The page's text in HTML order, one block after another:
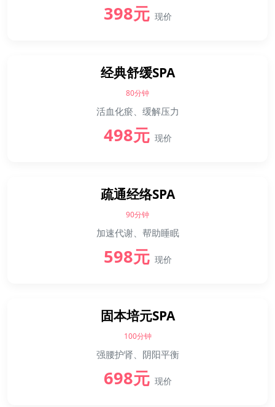
398元 现价
经典舒缓SPA
80分钟
活血化瘀、缓解压力
498元 现价
疏通经络SPA
90分钟
加速代谢、帮助睡眠
598元 现价
固本培元SPA
100分钟
强腰护肾、阴阳平衡
698元 现价